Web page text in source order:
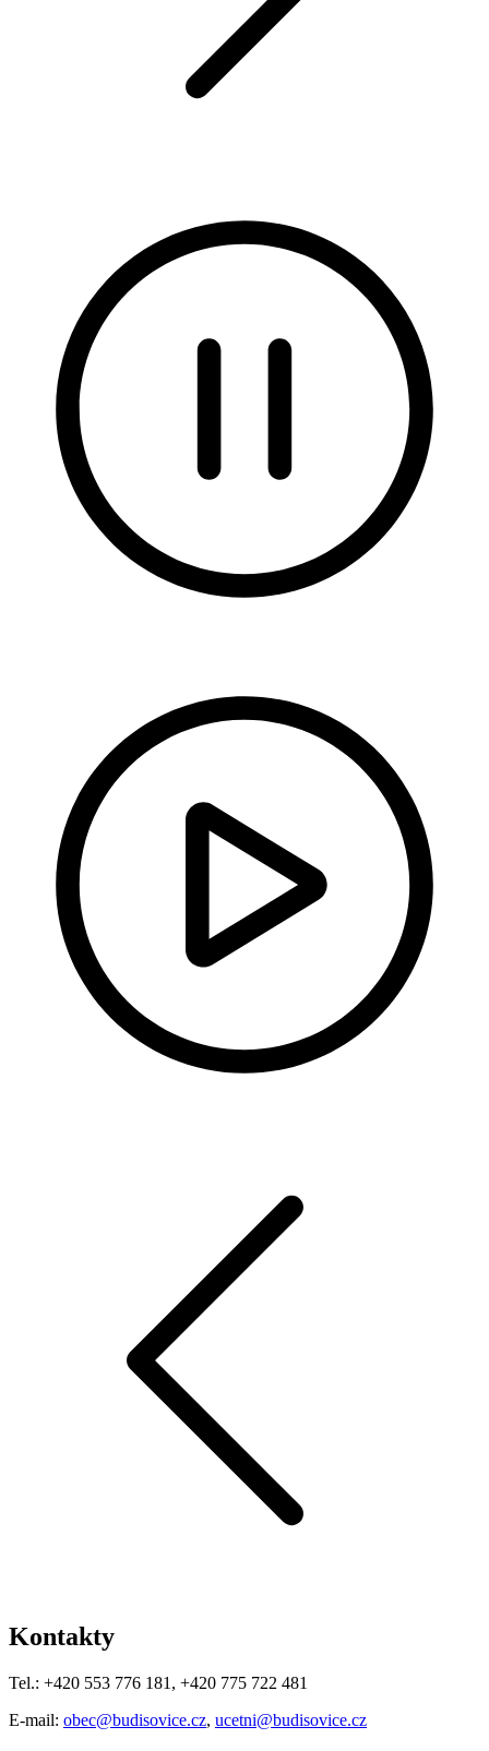
Kontakty
Tel.: +420 553 776 181, +420 775 722 481
E-mail: obec@budisovice.cz, ucetni@budisovice.cz